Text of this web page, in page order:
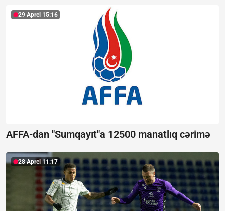
29 Aprel 15:16
AFFA-dan "Sumqayıt"a 12500 manatlıq cərimə
28 Aprel 11:17